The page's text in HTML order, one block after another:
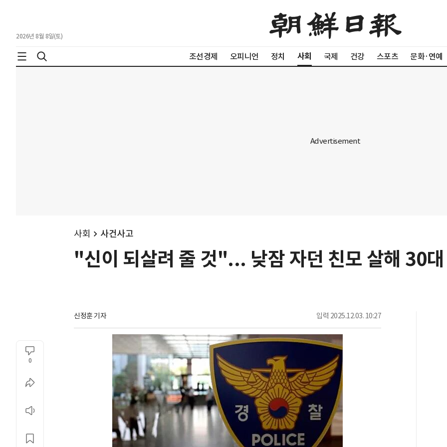
2026년 8월 8일(토)
조선경제 오피니언 정치 사회 국제 건강 스포츠 문화·연예
사회 사건사고
"신이 되살려 줄 것"... 낮잠 자던 친모 살해 30
신정훈 기자 입력 2025.12.03. 10:27
0